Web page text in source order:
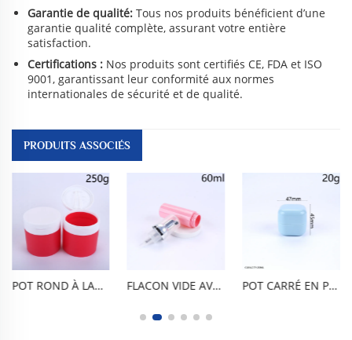
Garantie de qualité: Tous nos produits bénéficient d’une
garantie qualité complète, assurant votre entière
satisfaction.
Certifications : Nos produits sont certifiés CE, FDA et ISO
9001, garantissant leur conformité aux normes
internationales de sécurité et de qualité.
PRODUITS ASSOCIÉS
POT ROND À LARGE OUVERTURE À OUVERTURE PAR BASCULEMENT, 250 ML / 8 OZ. PP ALIMENTAIRE SANS BPA, ÉTANCHE À L’AIR, ÉTANCHE AUX FUITES ET ANTI-OXYDANT. ASPECT DÉPOLI TRANSPARENT, INCASSABLE, FACILE À UTILISER ET À NETTOYER, RÉUTILISABLE. CONVIENT AUX BAUMES NETTOYANTS, AUX MASQUES ARGILEUX, AUX GOMMAGES ET AUX CRÈMES. PORTABLE, ADAPTÉ AUX VOYAGES. FLACON VIDE AVEC POMPE À MOUSSE EN PET ALIMENTAIRE SANS BPA DE 60 ML / 2 OZ, DISTRIBUTEUR DE NETTOYANT FACIAL. MOUSSE FINE EN UNE SEULE PRESSION, ÉTANCHE À L'AIR ET AUX FUITES, DESIGN CYLINDRIQUE BRILLANT. LÉGER ET PORTABLE, DURABLE ET RÉSISTANT AUX CHOCS, RÉUTILISABLE ET FACILE À NETTOYER. POUR MOUSSE ET SAVON POUR LES MAINS POT CARRÉ EN PP DE 20 ML / 0,7 OZ À COINS ARRONDIS, RÉCIPIENT DOUBLE COUCHE BLEU CLAIR BRILLANT AVEC BOUCHON INTÉRIEUR. SANS BPA, CONFORME AUX NORMES ALIMENTAIRES, LARGE OUVERTURE, ÉTANCHE, ANTI-OXYDATION, RÉUTILISABLE ET DURABLE. POUR CRÈME POUR LE VISAGE, CRÈME POUR LES MAINS, CIRE CAPILLAIRE, MASQUE EN ARGILE ET SOINS DE LA PEAU